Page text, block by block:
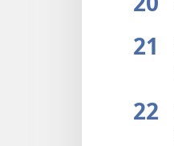
21
22